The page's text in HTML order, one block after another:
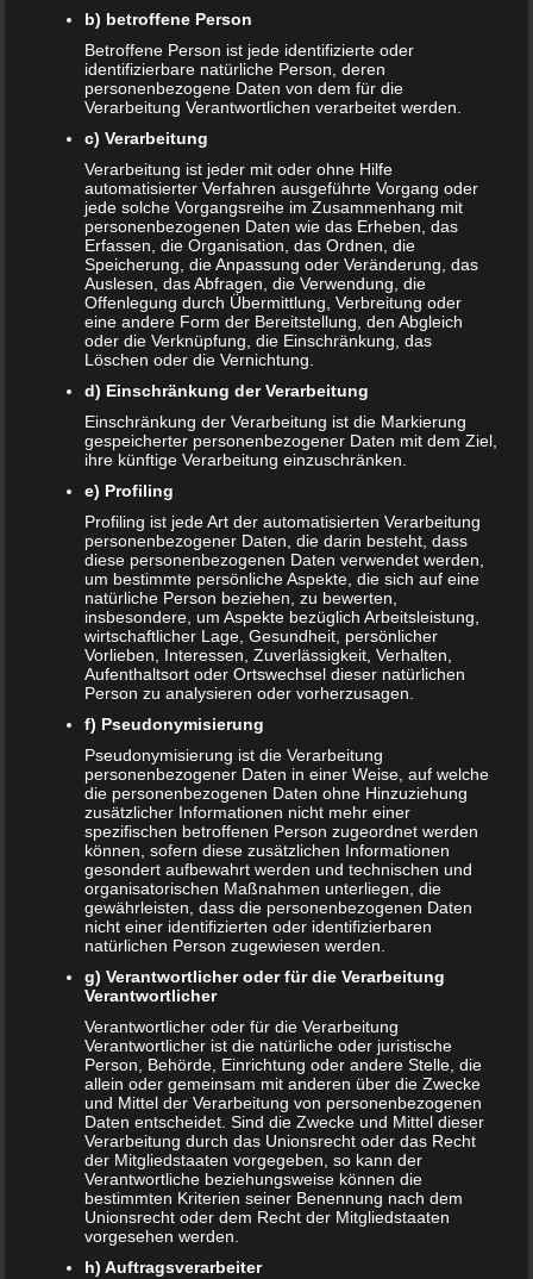
Schnuller abgewöhnen – Wie man es am
besten macht
29. JANUAR 2019
Der Schnuller ist ein ständiger Begleiter von Babys und
Kleinkindern. Irgendwann sollte man jedoch Abschied
vom geliebten Nuckel nehmen und die Kinder an ein
Leben…
WEITERLESEN...
Fisher-Price Meine erste Toilette (P4326) für
nur 29,99 Euro kaufen
29. JANUAR 2019
Das Trockenwerden ist bei den Kleinen bekanntermaßen
ein ganz großes Thema. Für einen einfachen und
unkomplizierten Umstieg gibt es viele Helfer. Ein echte
Hilfe ist…
WEITERLESEN...
Cannabis in der Muttermilch nachweisbar
29. JANUAR 2019
Cannabis wird nicht immer nur wegen der berauschenden
Wirkung konsumiert. Es können auch medizinische
Gründe für den Cannabis-Konsum vorliegen. Dabei wird
b) betroffene Person
Betroffene Person ist jede identifizierte oder
identifizierbare natürliche Person, deren
personenbezogene Daten von dem für die
Verarbeitung Verantwortlichen verarbeitet werden.
c) Verarbeitung
Verarbeitung ist jeder mit oder ohne Hilfe
automatisierter Verfahren ausgeführte Vorgang oder
jede solche Vorgangsreihe im Zusammenhang mit
personenbezogenen Daten wie das Erheben, das
Erfassen, die Organisation, das Ordnen, die
Speicherung, die Anpassung oder Veränderung, das
Auslesen, das Abfragen, die Verwendung, die
Offenlegung durch Übermittlung, Verbreitung oder
eine andere Form der Bereitstellung, den Abgleich
oder die Verknüpfung, die Einschränkung, das
Löschen oder die Vernichtung.
d) Einschränkung der Verarbeitung
Einschränkung der Verarbeitung ist die Markierung
gespeicherter personenbezogener Daten mit dem Ziel,
ihre künftige Verarbeitung einzuschränken.
e) Profiling
Profiling ist jede Art der automatisierten Verarbeitung
personenbezogener Daten, die darin besteht, dass
diese personenbezogenen Daten verwendet werden,
um bestimmte persönliche Aspekte, die sich auf eine
natürliche Person beziehen, zu bewerten,
insbesondere, um Aspekte bezüglich Arbeitsleistung,
wirtschaftlicher Lage, Gesundheit, persönlicher
Vorlieben, Interessen, Zuverlässigkeit, Verhalten,
Aufenthaltsort oder Ortswechsel dieser natürlichen
Person zu analysieren oder vorherzusagen.
f) Pseudonymisierung
Pseudonymisierung ist die Verarbeitung
personenbezogener Daten in einer Weise, auf welche
die personenbezogenen Daten ohne Hinzuziehung
zusätzlicher Informationen nicht mehr einer
spezifischen betroffenen Person zugeordnet werden
können, sofern diese zusätzlichen Informationen
gesondert aufbewahrt werden und technischen und
organisatorischen Maßnahmen unterliegen, die
gewährleisten, dass die personenbezogenen Daten
nicht einer identifizierten oder identifizierbaren
natürlichen Person zugewiesen werden.
g) Verantwortlicher oder für die Verarbeitung
Verantwortlicher
Verantwortlicher oder für die Verarbeitung
Verantwortlicher ist die natürliche oder juristische
Person, Behörde, Einrichtung oder andere Stelle, die
allein oder gemeinsam mit anderen über die Zwecke
und Mittel der Verarbeitung von personenbezogenen
Daten entscheidet. Sind die Zwecke und Mittel dieser
Verarbeitung durch das Unionsrecht oder das Recht
der Mitgliedstaaten vorgegeben, so kann der
Verantwortliche beziehungsweise können die
bestimmten Kriterien seiner Benennung nach dem
Unionsrecht oder dem Recht der Mitgliedstaaten
vorgesehen werden.
h) Auftragsverarbeiter